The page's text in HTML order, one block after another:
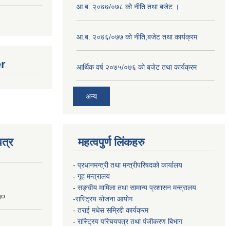
आ.ब. २०७७/०७८ को नीति तथा बजेट ।
आ.ब. २०७६/०७७ को नीति,बजेट तथा कार्यक्रम
आर्थिक वर्ष २०७५/०७६ को बजेट तथा कार्यक्रम
अन्य
महत्वपुर्ण लिंकहरु
- प्रधानमन्त्री तथा मन्त्रीपरिषदको कार्यालय
- गृह मन्त्रालय
- सङ्घीय मामिला तथा सामान्य प्रशासन मन्त्रालय
-रास्ट्रिय योजना आयोग
- तराई मधेस सम्रिद्दी कार्यक्रम
- रास्ट्रिय परिचयपत्र तथा पंजीकरण बिभाग